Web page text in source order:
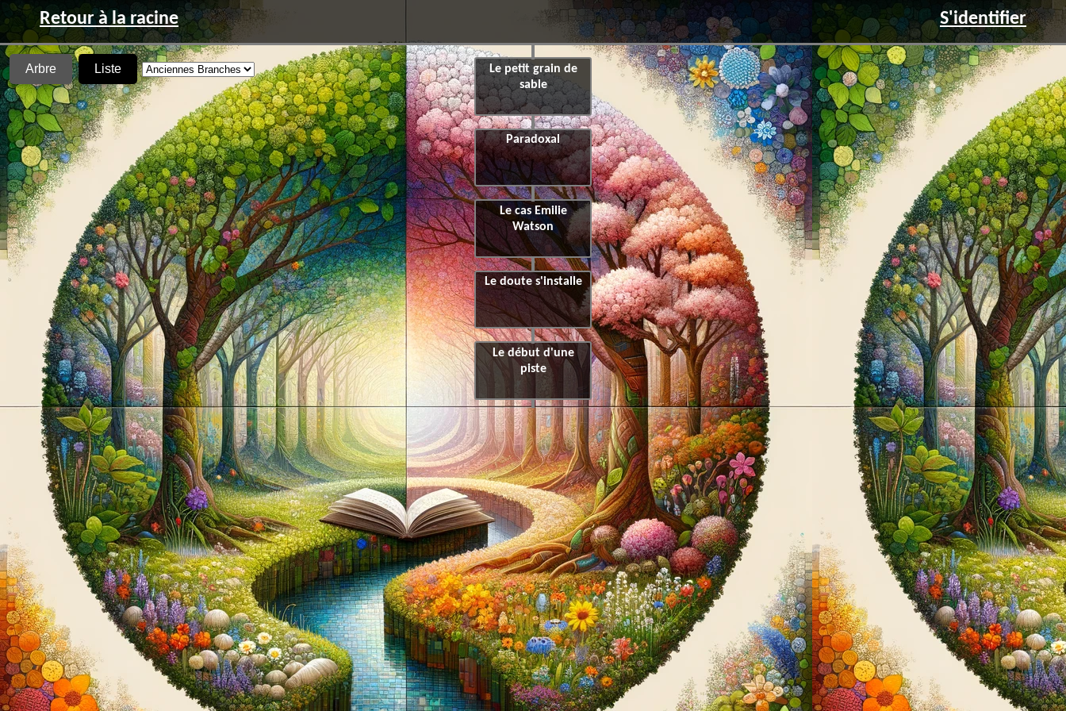
Retour à la racine S'identifier
Arbre Liste
Le petit grain de
sable
Paradoxal
Le cas Emilie
Watson
Le doute s'installe
Le début d'une
piste